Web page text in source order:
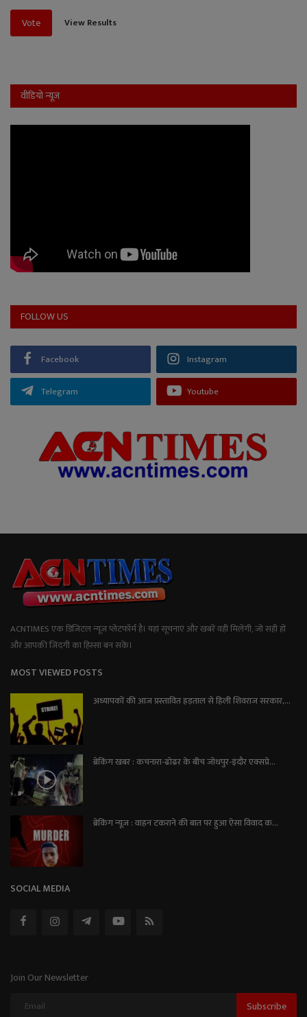
Vote View Results
वीडियो न्यूज
FOLLOW US
Facebook Instagram
Telegram Youtube
ACNTIMES एक डिजिटल न्यूज प्लेटफॉर्म है। यहां सूचनाएं और खबरें वही मिलेंगी, जो सही हों
और आपकी जिंदगी का हिस्सा बन सकें।
MOST VIEWED POSTS
अध्यापकों की आज प्रस्तावित हड़ताल से हिली शिवराज सरकार,...
ब्रेकिंग खबर : कचनारा-ढोढर के बीच जोधपुर-इंदौर एक्सप्रे...
ब्रेकिंग न्यूज़ : वाहन टकराने की बात पर हुआ ऐसा विवाद क...
SOCIAL MEDIA
Join Our Newsletter
Subscribe